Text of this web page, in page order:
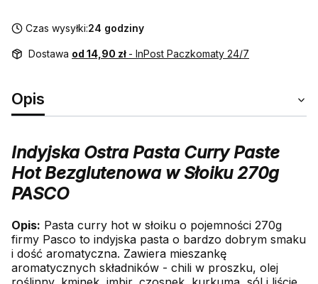
Czas wysyłki:24 godziny
Dostawa od 14,90 zł - InPost Paczkomaty 24/7
Opis
Indyjska Ostra Pasta Curry Paste
Hot Bezglutenowa w Słoiku 270g
PASCO
Opis: Pasta curry hot w słoiku o pojemności 270g
firmy Pasco to indyjska pasta o bardzo dobrym smaku
i dość aromatyczna. Zawiera mieszankę
aromatycznych składników - chili w proszku, olej